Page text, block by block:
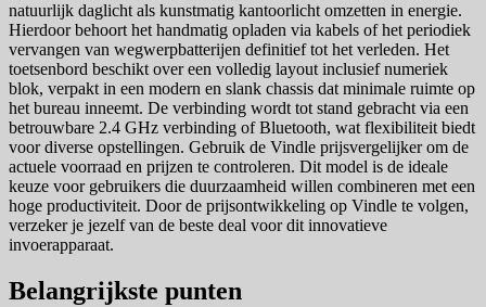
natuurlijk daglicht als kunstmatig kantoorlicht omzetten in energie.
Hierdoor behoort het handmatig opladen via kabels of het periodiek
vervangen van wegwerpbatterijen definitief tot het verleden. Het
toetsenbord beschikt over een volledig layout inclusief numeriek
blok, verpakt in een modern en slank chassis dat minimale ruimte op
het bureau inneemt. De verbinding wordt tot stand gebracht via een
betrouwbare 2.4 GHz verbinding of Bluetooth, wat flexibiliteit biedt
voor diverse opstellingen. Gebruik de Vindle prijsvergelijker om de
actuele voorraad en prijzen te controleren. Dit model is de ideale
keuze voor gebruikers die duurzaamheid willen combineren met een
hoge productiviteit. Door de prijsontwikkeling op Vindle te volgen,
verzeker je jezelf van de beste deal voor dit innovatieve
invoerapparaat.
Belangrijkste punten